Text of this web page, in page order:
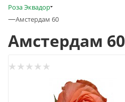
Роза Эквадор
—Амстердам 60
Амстердам 60